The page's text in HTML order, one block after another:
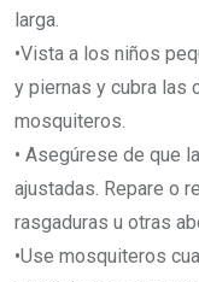
larga.
•Vista a los niños
y piernas y cubra las
mosquiteros.
• Asegúrese de que
ajustadas. Repare o
rasgaduras u otras
•Use mosquiteros